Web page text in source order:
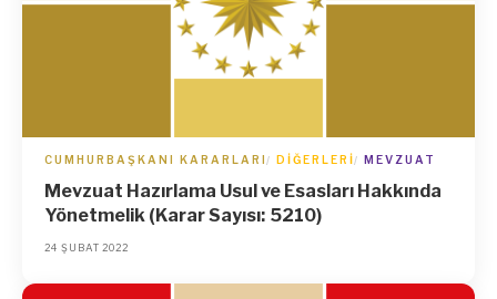
CUMHURBAŞKANI KARARLARI DIĞERLERI MEVZUAT
Mevzuat Hazırlama Usul ve Esasları Hakkında
Yönetmelik (Karar Sayısı: 5210)
24 ŞUBAT 2022